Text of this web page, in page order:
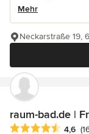
Mehr
Neckarstraße 19,
raum-bad.de |
Durchschnittliche
4,6